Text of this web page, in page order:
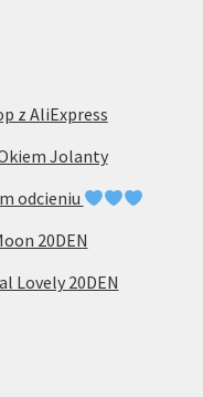
z AliExpress
Jolanty
odcieniu
20DEN
Lovely 20DEN